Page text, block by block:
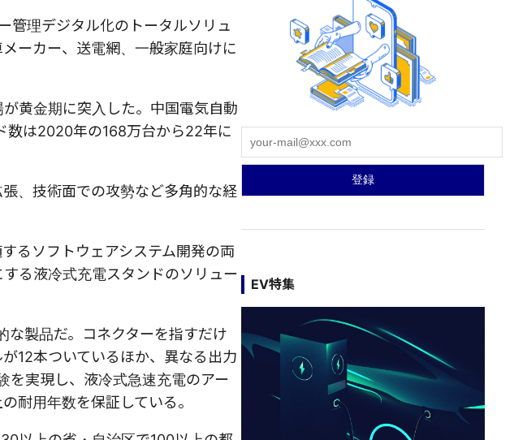
管理デジタル化のトータルソリュ
ーカー、送電網、一般家庭向けに
黄金期に突入した。中国電気自動
数は2020年の168万台から22年に
、技術面での攻勢など多角的な経
るソフトウェアシステム開発の両
る液冷式充電スタンドのソリュー
製品だ。コネクターを指すだけ
12本ついているほか、異なる出力
を実現し、液冷式急速充電のアー
耐用年数を保証している。
EV特集